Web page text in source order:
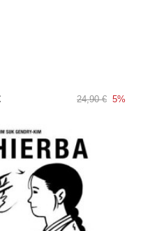
24,90 € 5%